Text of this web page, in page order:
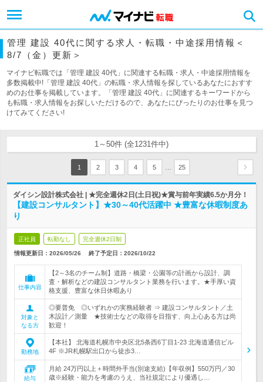
管理 建設 40代に関する求人・転職・中途採用情報＜
8/7（金）更新＞
マイナビ転職では「管理 建設 40代」に関連する転職・求人・中途採用情報を
多数掲載中!「管理 建設 40代」の転職・求人情報を探しているあなたにおすす
めのお仕事を掲載しています。「管理 建設 40代」に関連するキーワードから
も転職・求人情報をお探しいただけるので、あなたにぴったりのお仕事を見つ
けてみてください!
1～50件 (全1231件中)
1 2 3 4 5 25
ダイシン設計株式会社 | ★完全週休2日(土日祝)★賞与前年実績6.5か月分！
【建設コンサルタント】★30～40代活躍中 ★豊富な休暇制度あ
り
正社員 転勤なし 完全週休2日制
情報更新日：2026/05/26 終了予定日： 2026/10/22
仕事内容
【2～3名のチーム制】道路・橋梁・公園等の計画から設計、調
査・解析などの建設コンサルタント業務を行います。★手厚い資
格支援、豊富な休日休暇あり
対象と
なる方
◎要普免 ◎いずれかの実務経験者 ⇒ 建設コンサルタント／土
木設計／測量 ★技術士などの取得を目指す、向上心ある方は尚
歓迎！
勤務地
【本社】 北海道札幌市中央区北5条西6丁目1-23 北海道通信ビル
4F ※JR札幌駅出口から徒歩3…
給与
月給 24万円以上＋時間外手当(別途支給)【年収例】550万円／30
歳※経験・能力を考慮のうえ、当社規定により優遇し…